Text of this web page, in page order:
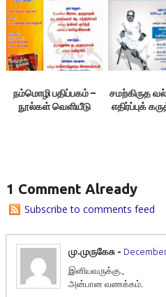
நம்மொழி பதிப்பகம் –
நூல்கள் வெளியீடு
சமற்கிருத
எதிர்ப்புக்
1 Comment Already
Subscribe to comments feed
மு.முருகேசு -
இனியவருக்கு.,
அன்பான வணக்கம்.